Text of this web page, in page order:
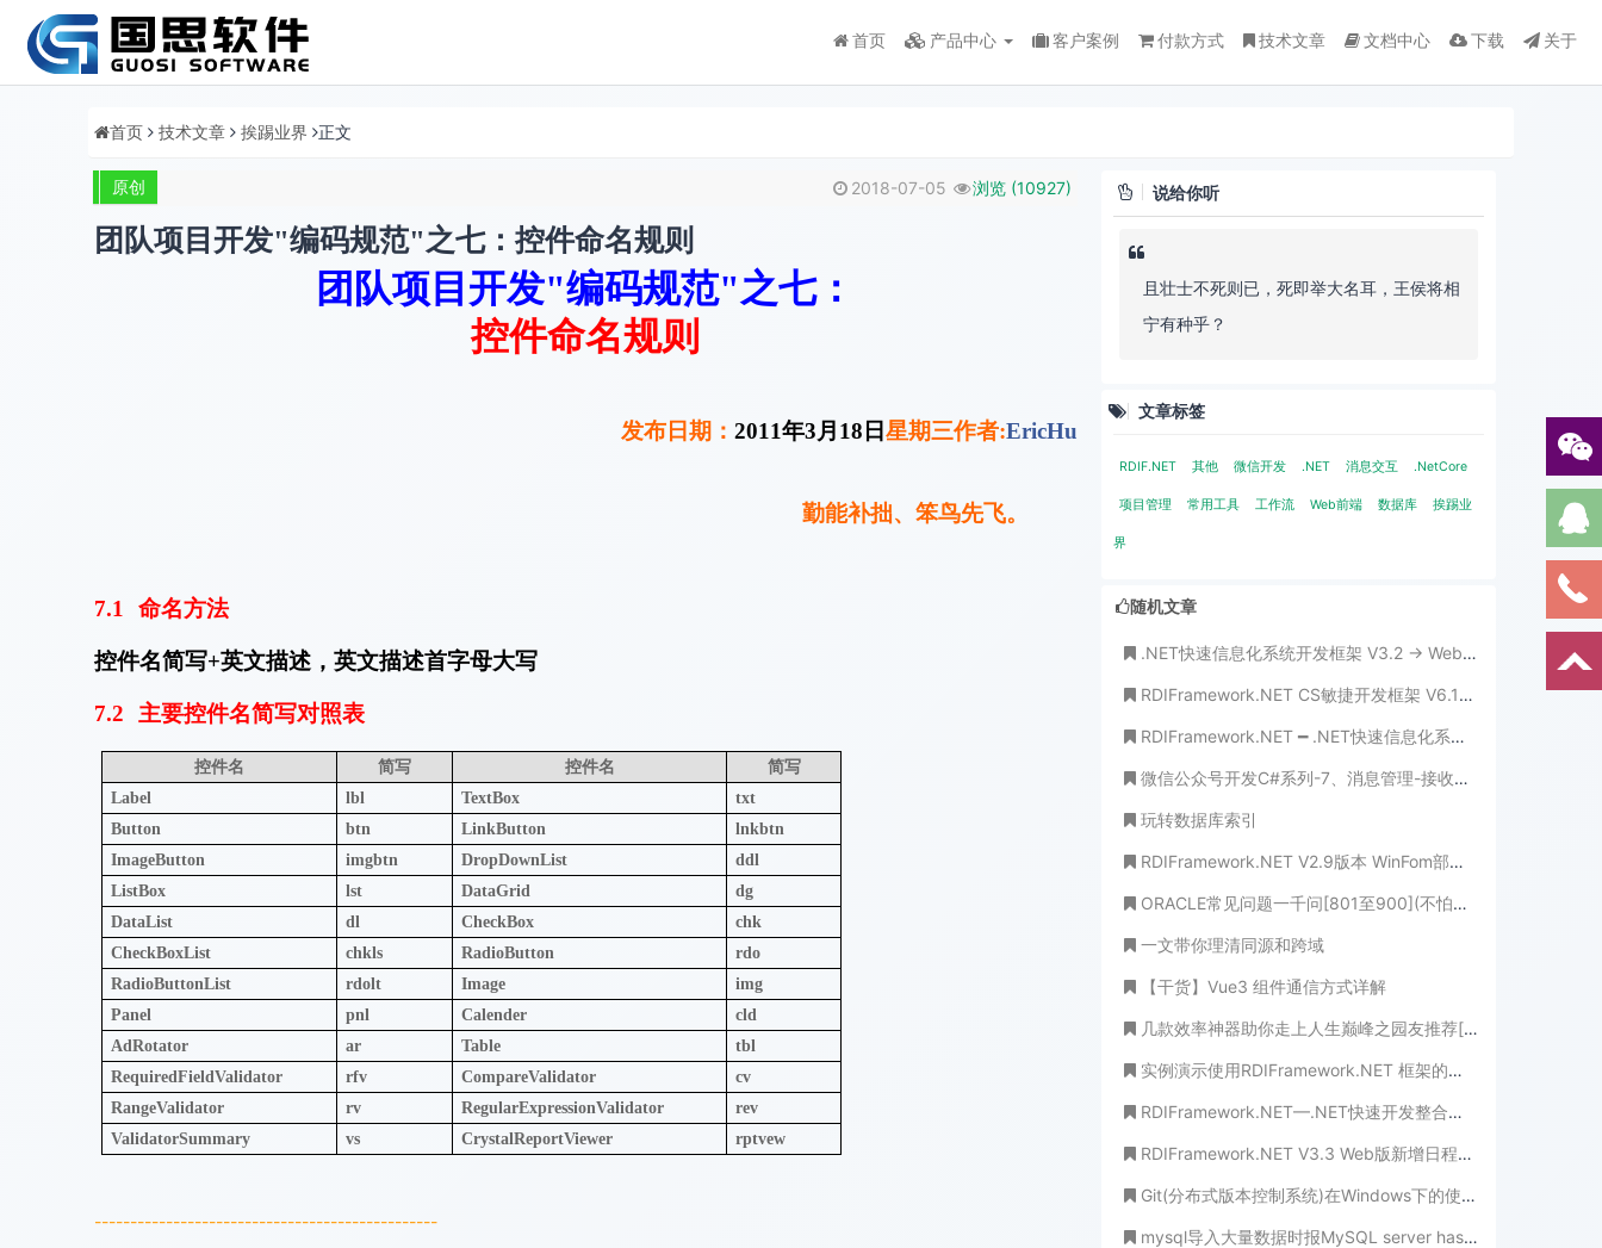
首页 产品中心 客户案例 付款方式 技术文章 文档中心 下载 关于
首页 技术文章 挨踢业界 正文
原创 2018-07-05 浏览 (10927)
团队项目开发"编码规范"之七：控件命名规则
团队项目开发"编码规范"之七：
控件命名规则
发布日期：2011年3月 18 日星期三作者:EricHu
勤能补拙、笨鸟先飞。
7.1 命名方法
控件名简写+英文描述，英文描述首字母大写
7.2 主要控件名简写对照表
控件名 简写 控件名
简写
Label
lbl TextBox
txt
Button
btn LinkButton
lnkbtn
ImageButton
imgbtn DropDownList
ddl
ListBox
lst DataGrid
dg
DataList
dl CheckBox
chk
CheckBoxList
chkls RadioButton
rdo
RadioButtonList
rdolt Image
img
Panel
pnl Calender
cld
AdRotator
ar Table
tbl
RequiredFieldValidator
rfv CompareValidator
cv
RangeValidator
rv RegularExpressionValidator
rev
ValidatorSummary
vs CrystalReportViewer rptvew
------------------------------------------------
说给你听
且壮士不死则已，死即举大名耳，王侯将相
宁有种乎？
文章标签
RDIF.NET 其他 微信开发 .NET 消息交互 .NetCore
项目管理 常用工具 工作流 Web前端 数据库 挨踢业
界
随机文章
.NET快速信息化系统开发框架 V3.2 -> Web 用户管理模块编辑界面-组织机构选择支持级联选择
RDIFramework.NET CS敏捷开发框架 V6.1发布(.NET6+、Framework双引擎、全网唯一)
RDIFramework.NET ━ .NET快速信息化系统开发框架 ━ 工作流程组件介绍-3.3版本
微信公众号开发C#系列-7、消息管理-接收事件推送
玩转数据库索引
RDIFramework.NET V2.9版本 WinFom部分新增与修正的功能
ORACLE常见问题一千问[801至900](不怕学不成、就怕心不诚！)
一文带你理清同源和跨域
【干货】Vue3 组件通信方式详解
几款效率神器助你走上人生巅峰之园友推荐[收藏]
实例演示使用RDIFramework.NET 框架的工作流组件进行业务流程的定义—请假申请流程-WinForm
RDIFramework.NET—.NET快速开发整合框架【开发实例】之产品管理（MVC版）
RDIFramework.NET V3.3 Web版新增日程管理功能模块
Git(分布式版本控制系统)在Windows下的使用-将代码托管到开源中国（oschina）
mysql导入大量数据时报MySQL server has gone away错误的解决办法